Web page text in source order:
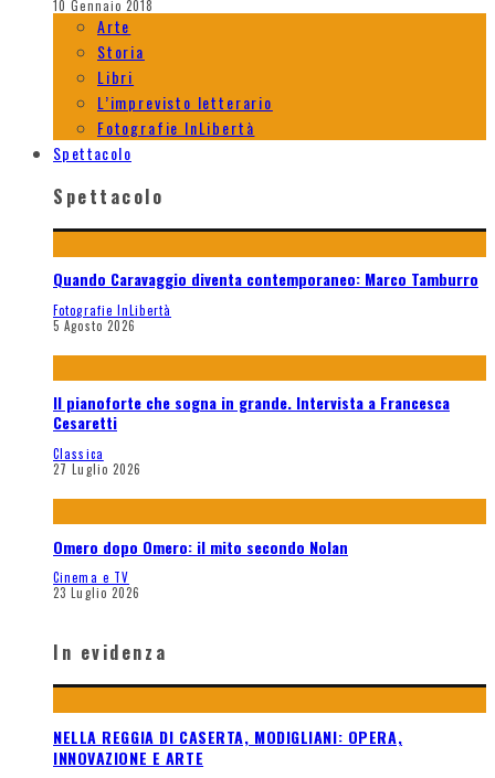
10 Gennaio 2018
Arte
Storia
Libri
L’imprevisto letterario
Fotografie InLibertà
Spettacolo
Spettacolo
Quando Caravaggio diventa contemporaneo: Marco Tamburro
Fotografie InLibertà
5 Agosto 2026
Il pianoforte che sogna in grande. Intervista a Francesca
Cesaretti
Classica
27 Luglio 2026
Omero dopo Omero: il mito secondo Nolan
Cinema e TV
23 Luglio 2026
In evidenza
NELLA REGGIA DI CASERTA, MODIGLIANI: OPERA,
INNOVAZIONE E ARTE